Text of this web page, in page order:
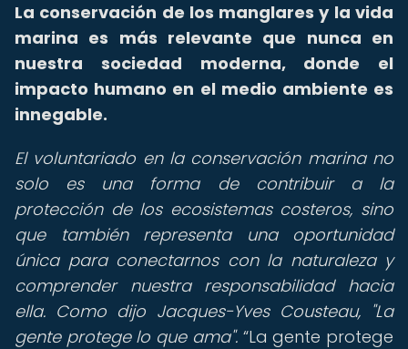
La conservación de los manglares y la vida
marina es más relevante que nunca en
nuestra sociedad moderna, donde el
impacto humano en el medio ambiente es
innegable.
El voluntariado en la conservación marina no
solo es una forma de contribuir a la
protección de los ecosistemas costeros, sino
que también representa una oportunidad
única para conectarnos con la naturaleza y
comprender nuestra responsabilidad hacia
ella. Como dijo Jacques-Yves Cousteau, "La
gente protege lo que ama". La gente protege